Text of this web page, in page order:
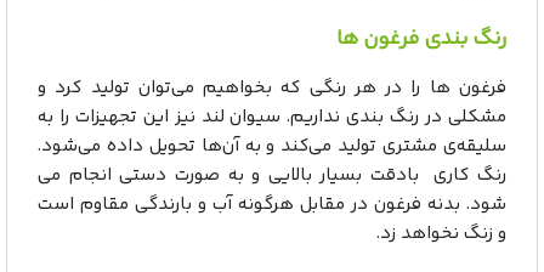
رنگ بندی فرغون ها
فرغون ها را در هر رنگی که بخواهیم می‌توان تولید کرد و
مشکلی در رنگ بندی نداریم. سیوان لند نیز این تجهیزات را به
سلیقه‌ی مشتری تولید می‌کند و به آن‌ها تحویل داده می‌شود.
رنگ کاری بادقت بسیار بالایی و به صورت دستی انجام می
شود. بدنه فرغون در مقابل هرگونه آب و بارندگی مقاوم است
و زنگ نخواهد زد.